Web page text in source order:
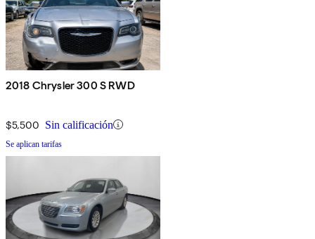
2018 Chrysler 300 S RWD
$5,500 Sin calificación
Se aplican tarifas